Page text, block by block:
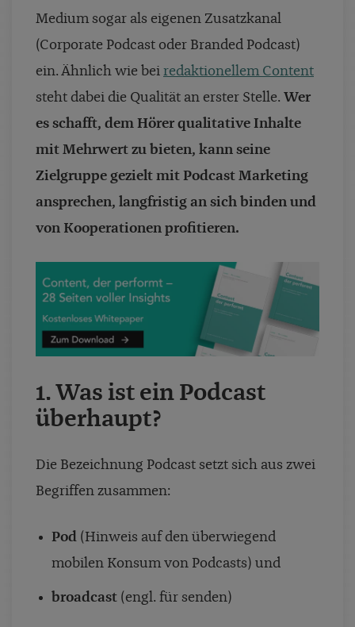
Medium sogar als eigenen Zusatzkanal
(Corporate Podcast oder Branded Podcast)
ein. Ähnlich wie bei redaktionellem Content
steht dabei die Qualität an erster Stelle. Wer
es schafft, dem Hörer qualitative Inhalte
mit Mehrwert zu bieten, kann seine
Zielgruppe gezielt mit Podcast Marketing
ansprechen, langfristig an sich binden und
von Kooperationen profitieren.
1. Was ist ein Podcast
überhaupt?
Die Bezeichnung Podcast setzt sich aus zwei
Begriffen zusammen:
Pod (Hinweis auf den überwiegend
mobilen Konsum von Podcasts) und
broadcast (engl. für senden)